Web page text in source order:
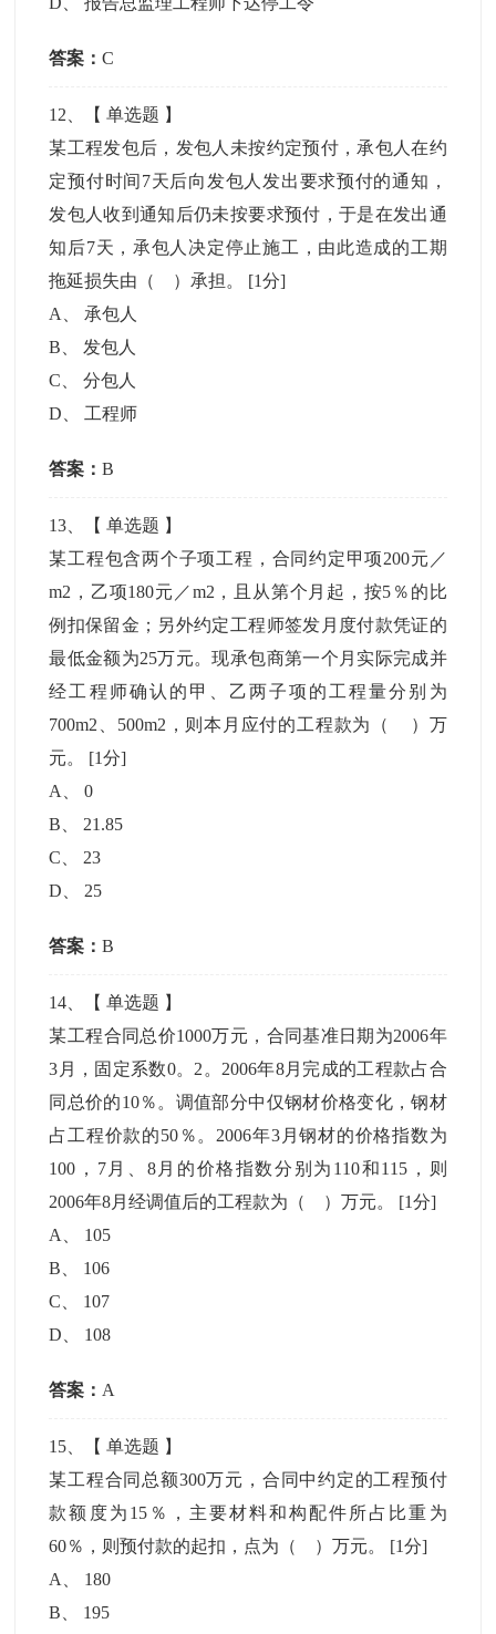
答案：C
12 、【单选题 】
某工程发包后，发包人未按约定预付，承包人在约
定预付时间7天后向发包人发出要求预付的通知，
发包人收到通知后仍未按要求预付，于是在发出通
知后7天，承包人决定停止施工，由此造成的工期
拖延损失由（ ）承担。 [1分]
A
承包人
B
发包人
C 、分包人
D
工程师
答案：B
13 、【单选题 】
某工程包含两个子项工程，合同约定甲项200元／
m2，乙项180元／m2，且从第个月起，按5％的比
例扣保留金；另外约定工程师签发月度付款凭证的
最低金额为25万元。现承包商第一个月实际完成并
经工程师确认的甲、乙两子项的工程量分别为
700m2、500m2，则本月应付的工程款为（ ）万
元。 [1分]
A
、0
B
21.85
C
23
D
25
答案：B
14 、【单选题 】
某工程合同总价1000万元，合同基准日期为2006年
3月，固定系数0。2。2006年8月完成的工程款占合
同总价的10％。调值部分中仅钢材价格变化，钢材
占工程价款的50％。2006年3月钢材的价格指数为
100，7月、8月的价格指数分别为110和115，则
2006年8月经调值后的工程款为（ ）万元。 [1分]
A
105
B
106
C
107
D
108
答案： A
15 、【单选题 】
某工程合同总额300万元，合同中约定的工程预付
款额度为15％，主要材料和构配件所占比重为
60％，则预付款的起扣，点为（ ）万元。 [1分]
A
180
B
195